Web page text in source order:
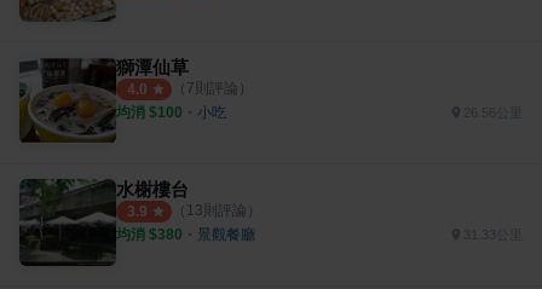
獅潭仙草
4.0 （ 7則評論）
均消 $100 ・ 小吃 26.56公里
水榭樓台
3.9 （ 13則評論）
均消 $380 ・ 景觀餐廳